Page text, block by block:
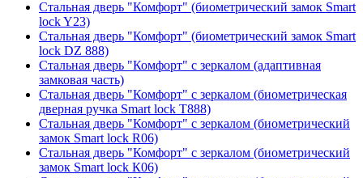
Стальная дверь "Комфорт" (биометрический замок Smart
lock Y23)
Стальная дверь "Комфорт" (биометрический замок Smart
lock DZ 888)
Стальная дверь "Комфорт" с зеркалом (адаптивная
замковая часть)
Стальная дверь "Комфорт" с зеркалом (биометрическая
дверная ручка Smart lock T888)
Стальная дверь "Комфорт" с зеркалом (биометрический
замок Smart lock R06)
Стальная дверь "Комфорт" с зеркалом (биометрический
замок Smart lock К06)